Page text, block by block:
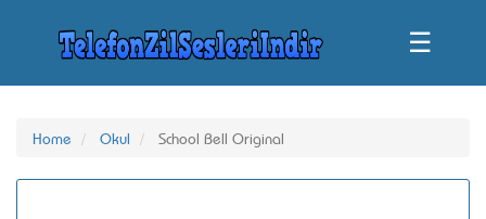
☰
Home Okul School Bell Original